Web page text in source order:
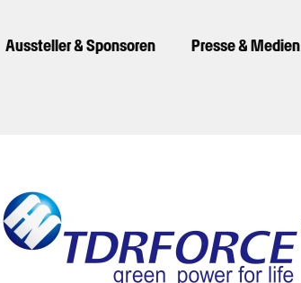
Aussteller & Sponsoren Presse & Medien